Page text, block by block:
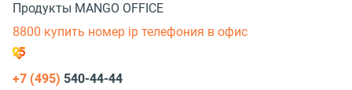
Продукты MANGO OFFICE
8800 купить номер ip телефония в офис
+7 (495) 540-44-44